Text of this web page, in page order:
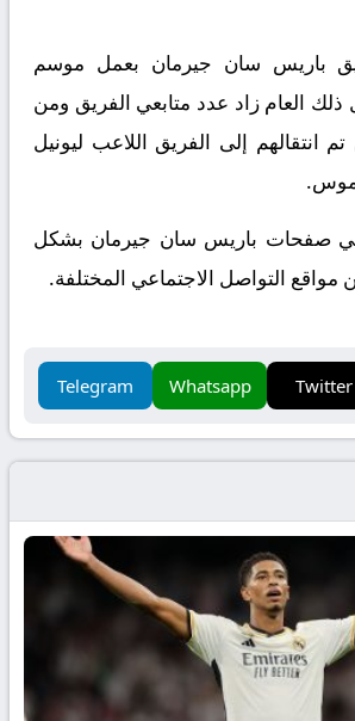
باريس سان جيرمان بعمل موسم
ذلك العام زاد عدد متابعي الفريق ومن
تم انتقالهم إلى الفريق اللاعب ليونيل
صفحات باريس سان جيرمان بشكل
مواقع التواصل الاجتماعي المختلفة.
Twitter
Whatsapp
Telegram